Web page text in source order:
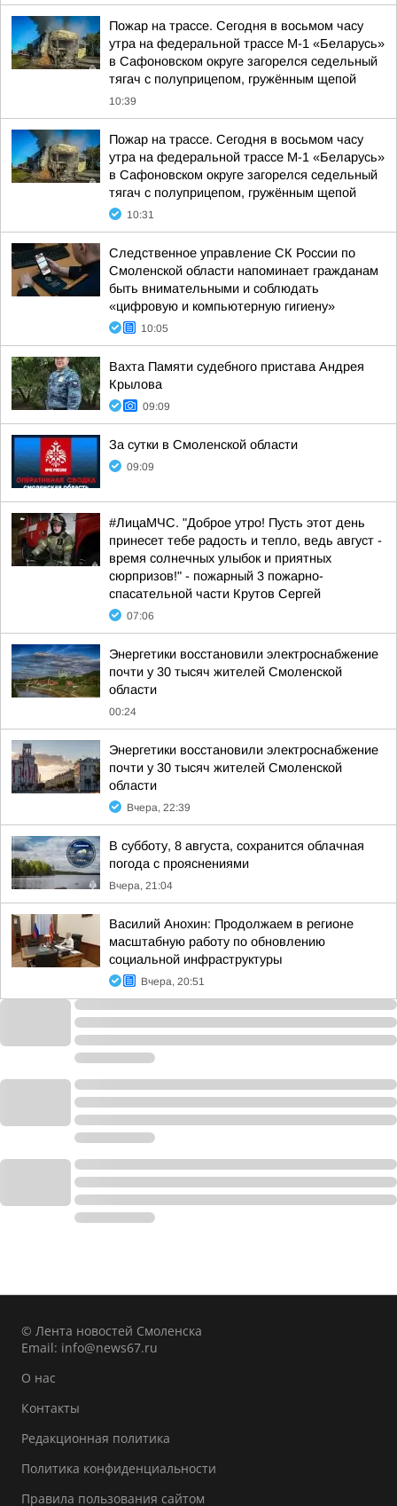
Пожар на трассе. Сегодня в восьмом часу
утра на федеральной трассе М-1 «Беларусь»
в Сафоновском округе загорелся седельный
тягач с полуприцепом, гружённым щепой
10:39
Пожар на трассе. Сегодня в восьмом часу
утра на федеральной трассе М-1 «Беларусь»
в Сафоновском округе загорелся седельный
тягач с полуприцепом, гружённым щепой
10:31
Следственное управление СК России по
Смоленской области напоминает гражданам
быть внимательными и соблюдать
«цифровую и компьютерную гигиену»
10:05
Вахта Памяти судебного пристава Андрея
Крылова
09:09
За сутки в Смоленской области
09:09
#ЛицаМЧС. "Доброе утро! Пусть этот день
принесет тебе радость и тепло, ведь август -
время солнечных улыбок и приятных
сюрпризов!" - пожарный 3 пожарно-
спасательной части Крутов Сергей
07:06
Энергетики восстановили электроснабжение
почти у 30 тысяч жителей Смоленской
области
00:24
Энергетики восстановили электроснабжение
почти у 30 тысяч жителей Смоленской
области
Вчера, 22:39
В субботу, 8 августа, сохранится облачная
погода с прояснениями
Вчера, 21:04
Василий Анохин: Продолжаем в регионе
масштабную работу по обновлению
социальной инфраструктуры
Вчера, 20:51
© Лента новостей Смоленска
Email: info@news67.ru
О нас
Контакты
Редакционная политика
Политика конфиденциальности
Правила пользования сайтом